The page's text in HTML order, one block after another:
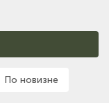
По новизне